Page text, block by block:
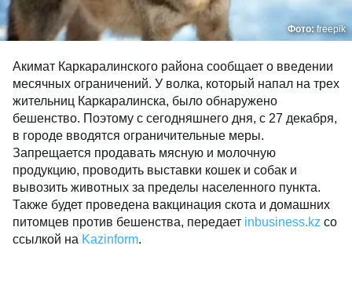
Фото: freepik
Акимат Каркаралинского района сообщает о введении
месячных ограничений. У волка, который напал на трех
жительниц Каркаралинска, было обнаружено
бешенство. Поэтому с сегодняшнего дня, с 27 декабря,
в городе вводятся ограничительные меры.
Запрещается продавать мясную и молочную
продукцию, проводить выставки кошек и собак и
вывозить животных за пределы населенного пункта.
Также будет проведена вакцинация скота и домашних
питомцев против бешенства, передает inbusiness.kz со
ссылкой на Kazinform.